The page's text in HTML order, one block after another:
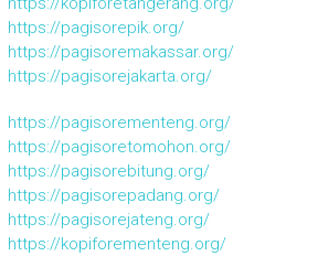
https://pagisorepik.org/
https://pagisoremakassar.org/
https://pagisorejakarta.org/
https://pagisorementeng.org/
https://pagisoretomohon.org/
https://pagisorebitung.org/
https://pagisorepadang.org/
https://pagisorejateng.org/
https://kopiforementeng.org/